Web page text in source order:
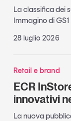
La classifica dei
Immagino di
28 luglio 2026
Retail e brand
ECR
innovativi
La nuova